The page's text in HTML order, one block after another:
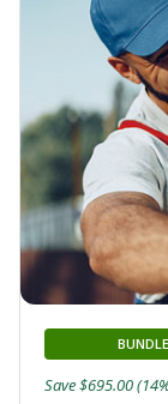
BUNDLE
Save $695.00